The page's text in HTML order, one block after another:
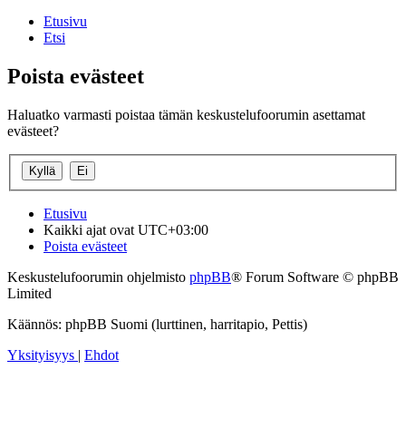
Etusivu
Etsi
Poista evästeet
Haluatko varmasti poistaa tämän keskustelufoorumin asettamat
evästeet?
Etusivu
Kaikki ajat ovat UTC+03:00
Poista evästeet
Keskustelufoorumin ohjelmisto phpBB® Forum Software © phpBB
Limited
Käännös: phpBB Suomi (lurttinen, harritapio, Pettis)
Yksityisyys | Ehdot